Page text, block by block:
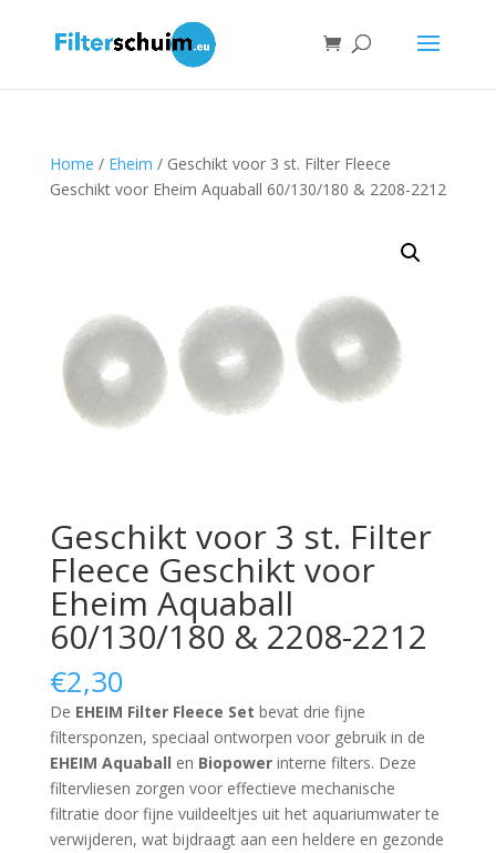
Home / Eheim / Geschikt voor 3 st. Filter Fleece
Geschikt voor Eheim Aquaball 60/130/180 & 2208-2212
Geschikt voor 3 st. Filter
Fleece Geschikt voor
Eheim Aquaball
60/130/180 & 2208-2212
€2,30
De EHEIM Filter Fleece Set bevat drie fijne
filtersponzen, speciaal ontworpen voor gebruik in de
EHEIM Aquaball en Biopowerinterne filters. Deze
filtervliesen zorgen voor effectieve mechanische
filtratie door fijne vuildeeltjes uit het aquariumwater te
verwijderen, wat bijdraagt aan een heldere en gezonde